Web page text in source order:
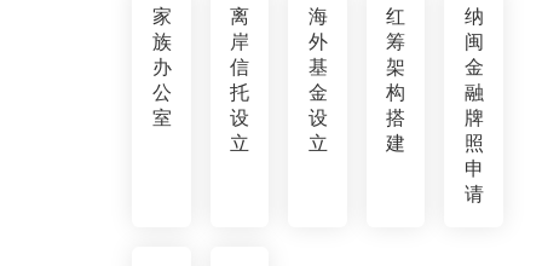
家
族
办
公
室
离
岸
信
托
设
立
海
外
基
金
设
立
红
筹
架
构
搭
建
纳
闽
金
融
牌
照
申
请